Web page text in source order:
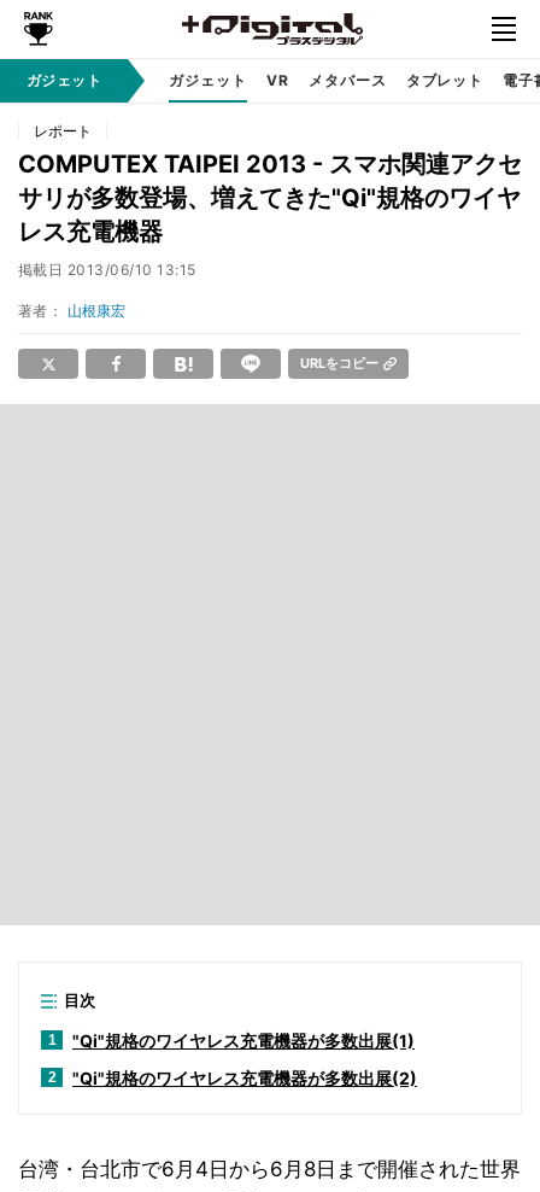
ガジェット ガジェット VR メタバース タブレット 電子
レポート
COMPUTEX TAIPEI 2013 - スマホ関連アクセ
サリが多数登場、増えてきた"Qi"規格のワイヤ
レス充電機器
掲載日 2013/06/10 13:15
著者： 山根康宏
URLをコピー
目次
1 "Qi"規格のワイヤレス充電機器が多数出展(1)
2 "Qi"規格のワイヤレス充電機器が多数出展(2)
台湾・台北市で6月4日から6月8日まで開催された世界